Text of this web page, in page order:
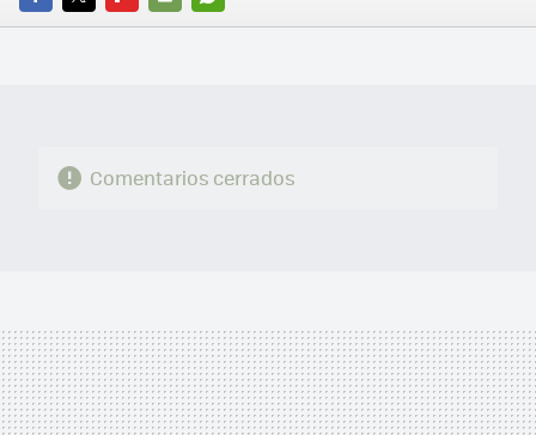
FACEBOOK
TWITTERFLIPBOARD
E-
WHATSAPP
Comentarios cerrados